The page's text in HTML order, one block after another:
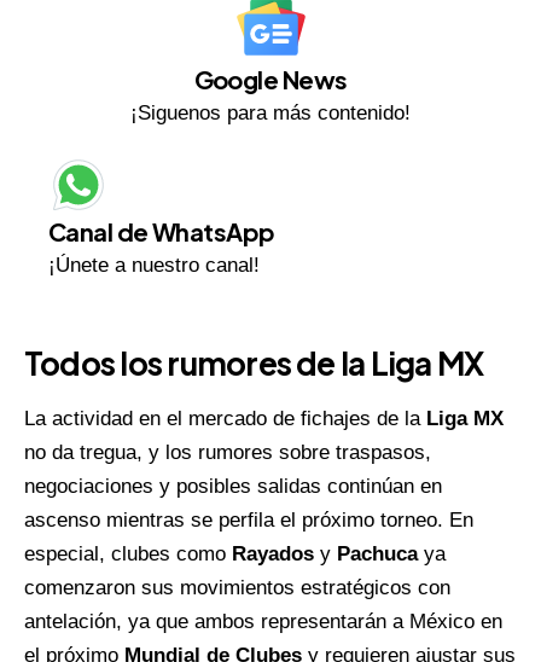
Google News
¡Siguenos para más contenido!
Canal de WhatsApp
¡Únete a nuestro canal!
Todos los rumores de la Liga MX
La actividad en el mercado de fichajes de la Liga MX
no da tregua, y los rumores sobre traspasos,
negociaciones y posibles salidas continúan en
ascenso mientras se perfila el próximo torneo. En
especial, clubes como Rayados y Pachucaya
comenzaron sus movimientos estratégicos con
antelación, ya que ambos representarán a México en
el próximo Mundial de Clubes y requieren ajustar sus